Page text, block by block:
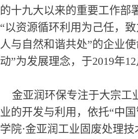
的十九大以来的重要工作部
“以资源循环利用为己任，
人与自然和谐共处”的企业
动”为发展理念，于2019年12
金亚润环保专注于大宗工
业的开发与利用，依托“中
学院·金亚润工业固废处理